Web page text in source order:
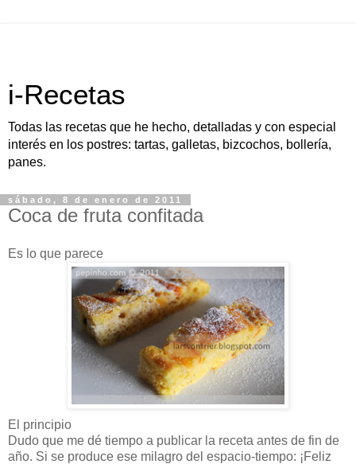
i-Recetas
Todas las recetas que he hecho, detalladas y con especial
interés en los postres: tartas, galletas, bizcochos, bollería,
panes.
sábado, 8 de enero de 2011
Coca de fruta confitada
Es lo que parece
El principio
Dudo que me dé tiempo a publicar la receta antes de fin de
año. Si se produce ese milagro del espacio-tiempo: ¡Feliz